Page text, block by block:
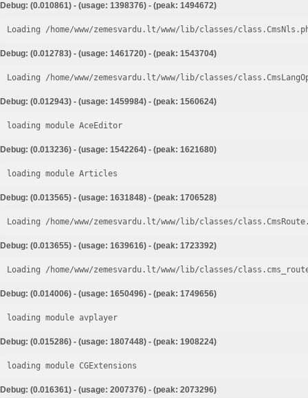
Debug: (0.010861) - (usage: 1398376) - (peak: 1494672)
Loading /home/www/zemesvardu.lt/www/lib/classes/
Debug: (0.012783) - (usage: 1461720) - (peak: 1543704)
Loading /home/www/zemesvardu.lt/www/lib/classes/
Debug: (0.012943) - (usage: 1459984) - (peak: 1560624)
loading module AceEditor
Debug: (0.013236) - (usage: 1542264) - (peak: 1621680)
loading module Articles
Debug: (0.013565) - (usage: 1631848) - (peak: 1706528)
Loading /home/www/zemesvardu.lt/www/lib/classes/
Debug: (0.013655) - (usage: 1639616) - (peak: 1723392)
Loading /home/www/zemesvardu.lt/www/lib/classes/
Debug: (0.014006) - (usage: 1650496) - (peak: 1749656)
loading module avplayer
Debug: (0.015286) - (usage: 1807448) - (peak: 1908224)
loading module CGExtensions
Debug: (0.016361) - (usage: 2007376) - (peak: 2073296)